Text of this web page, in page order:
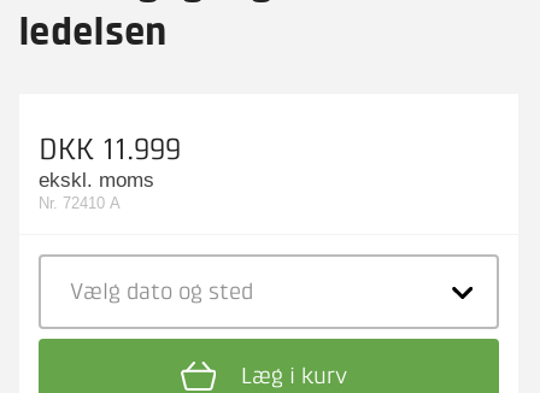
ledelsen
DKK 11.999
ekskl. moms
Nr. 72410 A
Vælg dato og sted
Læg i kurv